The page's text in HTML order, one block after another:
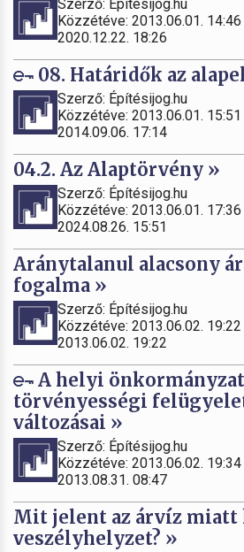
Szerző: Építésijog.hu
Közzétéve: 2013.06.01.
2020.12.22. 18:26
08. Határidők az
Szerző: Építésijog.hu
Közzétéve: 2013.06.01.
2014.09.06. 17:14
04.2. Az Alaptörvény »
Szerző: Építésijog.hu
Közzétéve: 2013.06.01.
2024.08.26. 15:51
Aránytalanul alacsony
fogalma »
Szerző: Építésijog.hu
Közzétéve: 2013.06.02.
2013.06.02. 19:22
A helyi
törvényességi
változásai »
Szerző: Építésijog.hu
Közzétéve: 2013.06.02.
2013.08.31. 08:47
Mit jelent az árvíz
veszélyhelyzet? »